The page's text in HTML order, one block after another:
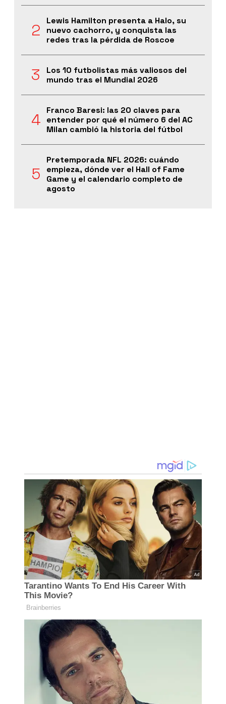
Lewis Hamilton presenta a Halo, su
nuevo cachorro, y conquista las
redes tras la pérdida de Roscoe
Los 10 futbolistas más valiosos del
mundo tras el Mundial 2026
Franco Baresi: las 20 claves para
entender por qué el número 6 del AC
Milan cambió la historia del fútbol
Pretemporada NFL 2026: cuándo
empieza, dónde ver el Hall of Fame
Game y el calendario completo de
agosto